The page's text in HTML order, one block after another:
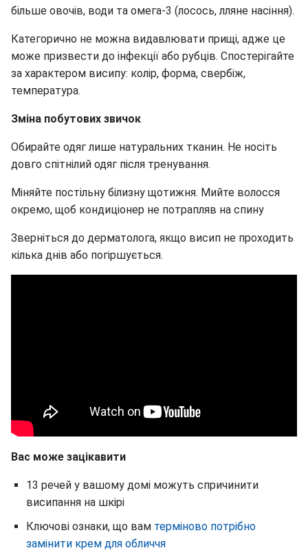
більше овочів, води та омега-3 (лосось, лляне насіння).
Категорично не можна видавлювати прищі, адже це
може призвести до інфекції або рубців. Спостерігайте
за характером висипу: колір, форма, свербіж,
температура.
Зміна побутових звичок
Обирайте одяг лише натуральних тканин. Не носіть
довго спітнілий одяг після тренування.
Міняйте постільну білизну щотижня. Мийте волосся
окремо, щоб кондиціонер не потрапляв на спину
Зверніться до дерматолога, якщо висип не проходить
кілька днів або погіршується.
Вас може зацікавити
13 речей у вашому домі можуть спричинити
висипання на шкірі
Ключові ознаки, що вам терміново потрібно
замінити крем для обличчя